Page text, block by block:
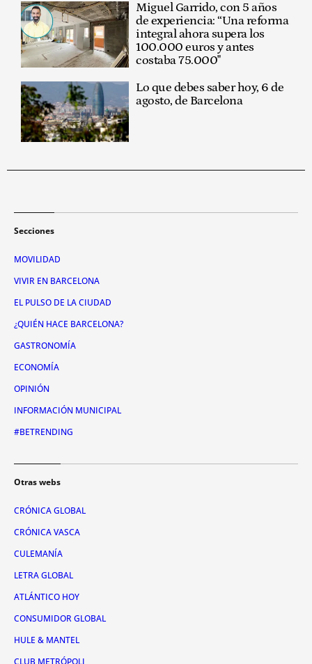
Miguel Garrido, con 5 años
de experiencia: “Una reforma
integral ahora supera los
100.000 euros y antes
costaba 75.000"
Lo que debes saber hoy, 6 de
agosto, de Barcelona
Secciones
MOVILIDAD
VIVIR EN BARCELONA
EL PULSO DE LA CIUDAD
¿QUIÉN HACE BARCELONA?
GASTRONOMÍA
ECONOMÍA
OPINIÓN
INFORMACIÓN MUNICIPAL
#BETRENDING
Otras webs
CRÓNICA GLOBAL
CRÓNICA VASCA
CULEMANÍA
LETRA GLOBAL
ATLÁNTICO HOY
CONSUMIDOR GLOBAL
HULE & MANTEL